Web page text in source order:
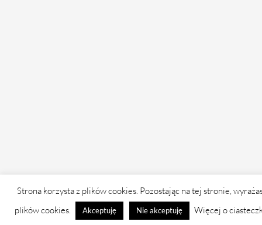
Strona korzysta z plików cookies. Pozostając na tej stronie,
plików cookies.
Akceptuję Nie akceptuję Więcej o